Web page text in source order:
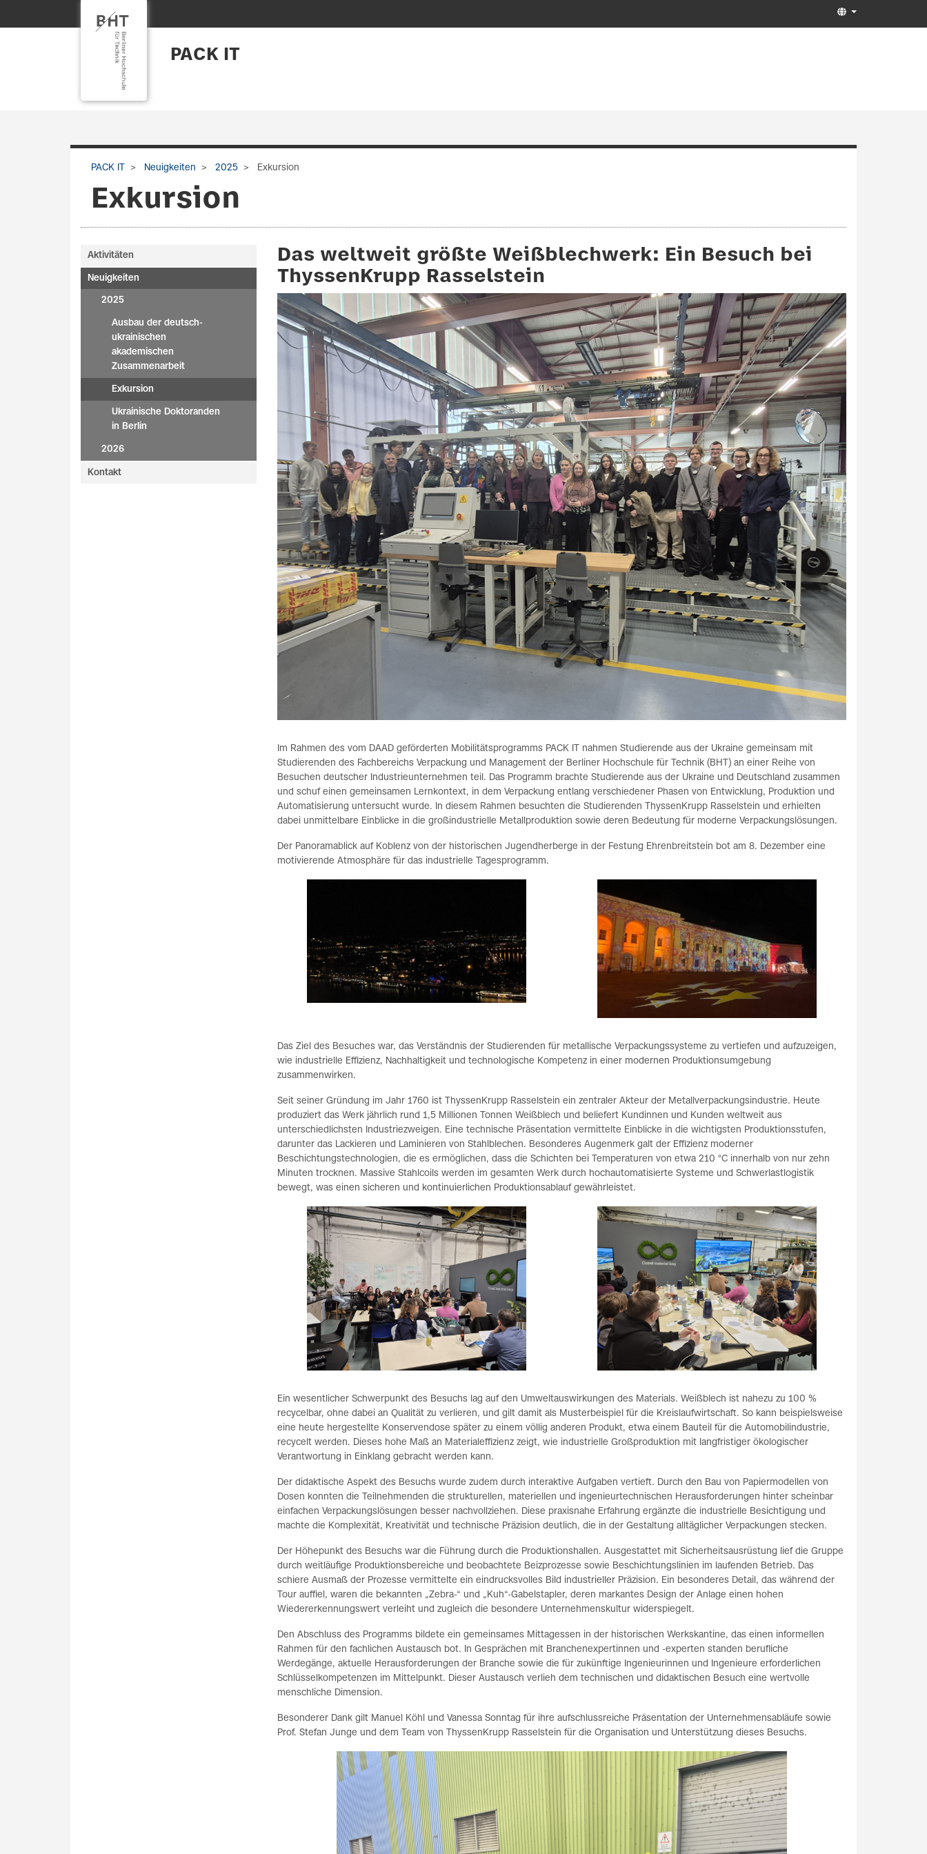
PACK IT
PACK IT Neuigkeiten 2025 Exkursion
Exkursion
Aktivitäten
Neuigkeiten
2025
Ausbau der deutsch-
ukrainischen
akademischen
Zusammenarbeit
Exkursion
Ukrainische Doktoranden
in Berlin
2026
Kontakt
Das weltweit größte Weißblechwerk: Ein Besuch bei
ThyssenKrupp Rasselstein
Im Rahmen des vom DAAD geförderten Mobilitätsprogramms PACK IT nahmen Studierende aus der Ukraine gemeinsam mit
Studierenden des Fachbereichs Verpackung und Management der Berliner Hochschule für Technik (BHT) an einer Reihe von
Besuchen deutscher Industrieunternehmen teil. Das Programm brachte Studierende aus der Ukraine und Deutschland zusammen
und schuf einen gemeinsamen Lernkontext, in dem Verpackung entlang verschiedener Phasen von Entwicklung, Produktion und
Automatisierung untersucht wurde. In diesem Rahmen besuchten die Studierenden ThyssenKrupp Rasselstein und erhielten
dabei unmittelbare Einblicke in die großindustrielle Metallproduktion sowie deren Bedeutung für moderne Verpackungslösungen.
Der Panoramablick auf Koblenz von der historischen Jugendherberge in der Festung Ehrenbreitstein bot am 8. Dezember eine
motivierende Atmosphäre für das industrielle Tagesprogramm.
Das Ziel des Besuches war, das Verständnis der Studierenden für metallische Verpackungssysteme zu vertiefen und aufzuzeigen,
wie industrielle Effizienz, Nachhaltigkeit und technologische Kompetenz in einer modernen Produktionsumgebung
zusammenwirken.
Seit seiner Gründung im Jahr 1760 ist ThyssenKrupp Rasselstein ein zentraler Akteur der Metallverpackungsindustrie. Heute
produziert das Werk jährlich rund 1,5 Millionen Tonnen Weißblech und beliefert Kundinnen und Kunden weltweit aus
unterschiedlichsten Industriezweigen. Eine technische Präsentation vermittelte Einblicke in die wichtigsten Produktionsstufen,
darunter das Lackieren und Laminieren von Stahlblechen. Besonderes Augenmerk galt der Effizienz moderner
Beschichtungstechnologien, die es ermöglichen, dass die Schichten bei Temperaturen von etwa 210 °C innerhalb von nur zehn
Minuten trocknen. Massive Stahlcoils werden im gesamten Werk durch hochautomatisierte Systeme und Schwerlastlogistik
bewegt, was einen sicheren und kontinuierlichen Produktionsablauf gewährleistet.
Ein wesentlicher Schwerpunkt des Besuchs lag auf den Umweltauswirkungen des Materials. Weißblech ist nahezu zu 100 %
recycelbar, ohne dabei an Qualität zu verlieren, und gilt damit als Musterbeispiel für die Kreislaufwirtschaft. So kann beispielsweise
eine heute hergestellte Konservendose später zu einem völlig anderen Produkt, etwa einem Bauteil für die Automobilindustrie,
recycelt werden. Dieses hohe Maß an Materialeffizienz zeigt, wie industrielle Großproduktion mit langfristiger ökologischer
Verantwortung in Einklang gebracht werden kann.
Der didaktische Aspekt des Besuchs wurde zudem durch interaktive Aufgaben vertieft. Durch den Bau von Papiermodellen von
Dosen konnten die Teilnehmenden die strukturellen, materiellen und ingenieurtechnischen Herausforderungen hinter scheinbar
einfachen Verpackungslösungen besser nachvollziehen. Diese praxisnahe Erfahrung ergänzte die industrielle Besichtigung und
machte die Komplexität, Kreativität und technische Präzision deutlich, die in der Gestaltung alltäglicher Verpackungen stecken.
Der Höhepunkt des Besuchs war die Führung durch die Produktionshallen. Ausgestattet mit Sicherheitsausrüstung lief die Gruppe
durch weitläufige Produktionsbereiche und beobachtete Beizprozesse sowie Beschichtungslinien im laufenden Betrieb. Das
schiere Ausmaß der Prozesse vermittelte ein eindrucksvolles Bild industrieller Präzision. Ein besonderes Detail, das während der
Tour auffiel, waren die bekannten „Zebra-“ und „Kuh“-Gabelstapler, deren markantes Design der Anlage einen hohen
Wiedererkennungswert verleiht und zugleich die besondere Unternehmenskultur widerspiegelt.
Den Abschluss des Programms bildete ein gemeinsames Mittagessen in der historischen Werkskantine, das einen informellen
Rahmen für den fachlichen Austausch bot. In Gesprächen mit Branchenexpertinnen und -experten standen berufliche
Werdegänge, aktuelle Herausforderungen der Branche sowie die für zukünftige Ingenieurinnen und Ingenieure erforderlichen
Schlüsselkompetenzen im Mittelpunkt. Dieser Austausch verlieh dem technischen und didaktischen Besuch eine wertvolle
menschliche Dimension.
Besonderer Dank gilt Manuel Köhl und Vanessa Sonntag für ihre aufschlussreiche Präsentation der Unternehmensabläufe sowie
Prof. Stefan Junge und dem Team von ThyssenKrupp Rasselstein für die Organisation und Unterstützung dieses Besuchs.